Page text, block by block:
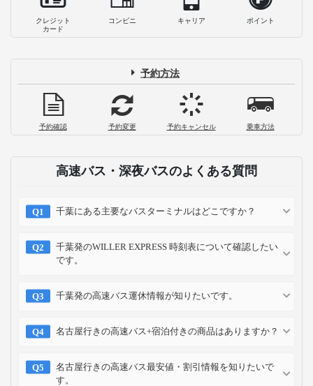
クレジット
カード
コンビニ キャリア ポイント
予約方法
予約確認 予約変更 予約キャンセル 乗車方法
高速バス・深夜バスのよくある質問
千葉にある主要なバスターミナルはどこですか？
千葉発のWILLER EXPRESS 時刻表について確認したい
です。
千葉発の高速バス運休情報が知りたいです。
名古屋行きの高速バス+宿泊付きの商品はありますか？
名古屋行きの高速バス最安値・割引情報を知りたいで
す。